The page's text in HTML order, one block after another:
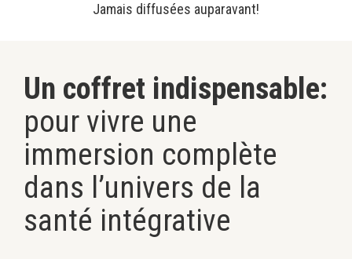
Jamais diffusées auparavant!
Un coffret indispensable:
pour vivre une
immersion complète
dans l’univers de la
santé intégrative